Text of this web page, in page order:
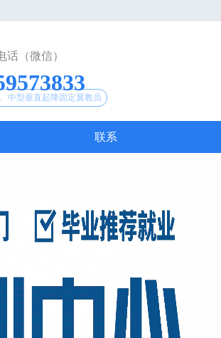
中型垂直起降固定翼教员
话（微信）
联系